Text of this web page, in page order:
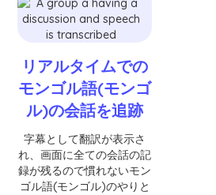
リアルタイムでの
モンゴル語(モンゴ
ル)の会話を追跡
字幕として翻訳が表示さ
れ、画面に全ての会話の記
録が残るので慣れないモン
ゴル語(モンゴル)のやりと